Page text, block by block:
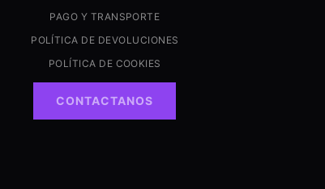
PAGO Y TRANSPORTE
POLÍTICA DE DEVOLUCIONES
POLÍTICA DE COOKIES
CONTACTANOS